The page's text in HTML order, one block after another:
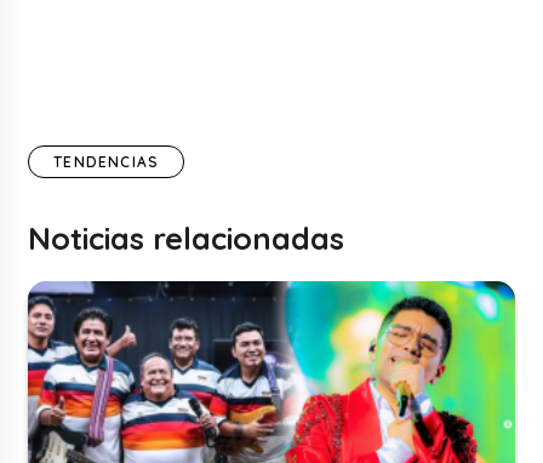
TENDENCIAS
Noticias relacionadas